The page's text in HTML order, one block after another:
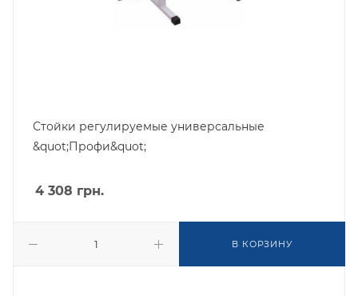
Стойки регулируемые универсальные
&quot;Профи&quot;
4 308 грн.
В КОРЗИНУ